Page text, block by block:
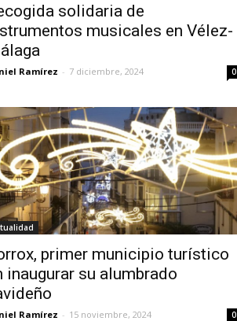
solidaria de
musicales en Vélez-
Ramírez - 7 diciembre, 2024 0
primer municipio turístico
inaugurar su alumbrado
Ramírez - 15 noviembre, 2024 0